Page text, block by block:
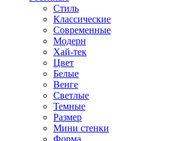
Стиль
Классические
Современные
Модерн
Хай-тек
Цвет
Белые
Венге
Светлые
Темные
Размер
Мини стенки
Форма